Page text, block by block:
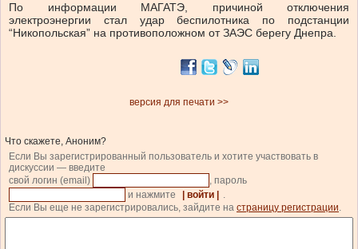
По информации МАГАТЭ, причиной отключения
электроэнергии стал удар беспилотника по подстанции
“Никопольская” на противоположном от ЗАЭС берегу Днепра.
версия для печати >>
Что скажете, Аноним?
Если Вы зарегистрированный пользователь и хотите участвовать в
дискуссии — введите
свой логин (email)
, пароль
и нажмите
| войти |
.
Если Вы еще не зарегистрировались, зайдите на страницу регистрации.